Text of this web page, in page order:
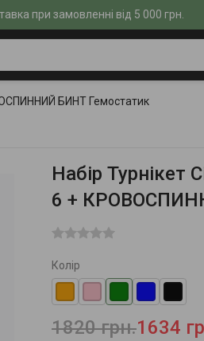
при замовленні від 5 000 грн.
БИНТ Гемостатик
Набір Турнікет
6 +
Колір
1820 грн.1634